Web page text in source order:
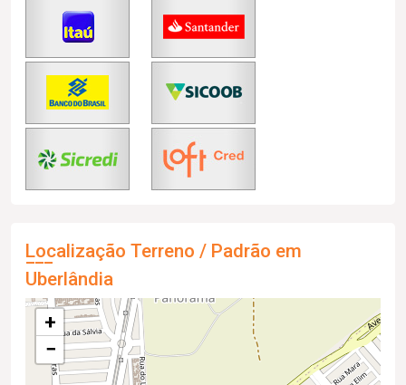
Localização Terreno / Padrão em
Uberlândia
+
−